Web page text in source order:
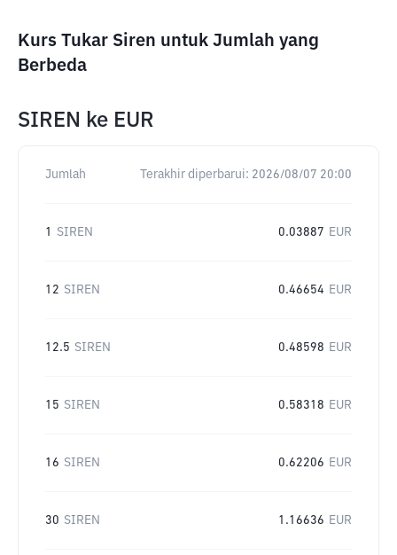
Kurs Tukar Siren untuk Jumlah yang
Berbeda
SIREN ke EUR
Jumlah Terakhir diperbarui: 2026/08/07 20:00
1 SIREN 0.03887 EUR
12 SIREN 0.46654 EUR
12.5 SIREN 0.48598 EUR
15 SIREN 0.58318 EUR
16 SIREN 0.62206 EUR
30 SIREN 1.16636 EUR